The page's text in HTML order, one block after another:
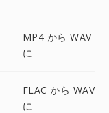
MP4 から WAV
に
FLAC から WAV
に